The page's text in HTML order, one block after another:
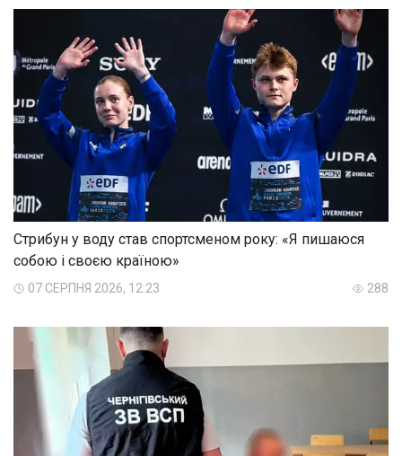
Стрибун у воду став спортсменом року: «Я пишаюся
собою і своєю країною»
07 СЕРПНЯ 2026, 12:23 288